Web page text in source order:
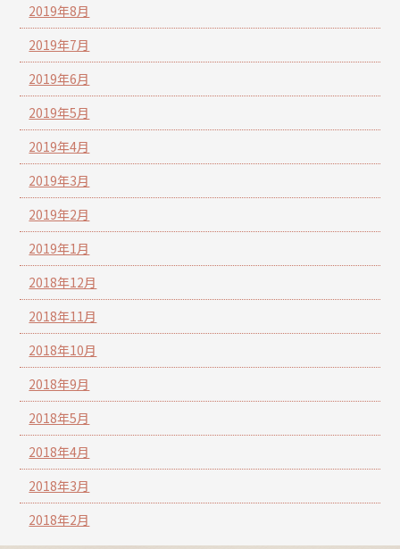
2019年8月
2019年7月
2019年6月
2019年5月
2019年4月
2019年3月
2019年2月
2019年1月
2018年12月
2018年11月
2018年10月
2018年9月
2018年5月
2018年4月
2018年3月
2018年2月